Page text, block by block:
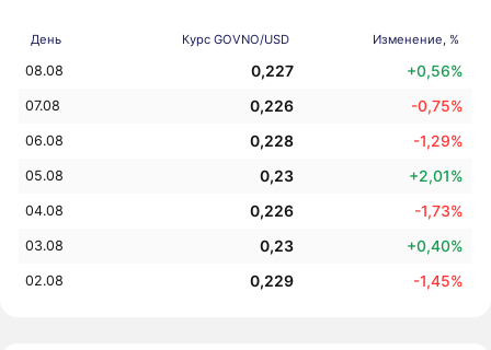
День Курс GOVNO/USD Изменение, %
08.08 0,227 +0,56%
07.08 0,226 -0,75%
06.08 0,228 -1,29%
05.08 0,23 +2,01%
04.08 0,226 -1,73%
03.08 0,23 +0,40%
02.08 0,229 -1,45%